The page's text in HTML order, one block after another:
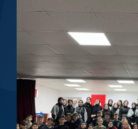
İletişim
Bilgi Paketi / Ders